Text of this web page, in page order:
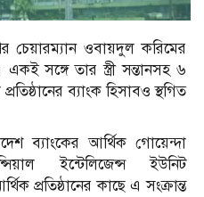
চেয়ারম‌্যান ওবায়দুল করিমের
সঙ্গে তার স্ত্রী সন্তানসহ ৬
ব্যাংক হিসাবও স্থগিত
ব্যাংকের আর্থিক গোয়েন্দা
ইন্টেলিজেন্স ইউনিট
প্রতিষ্ঠানের কাছে এ সংক্রান্ত